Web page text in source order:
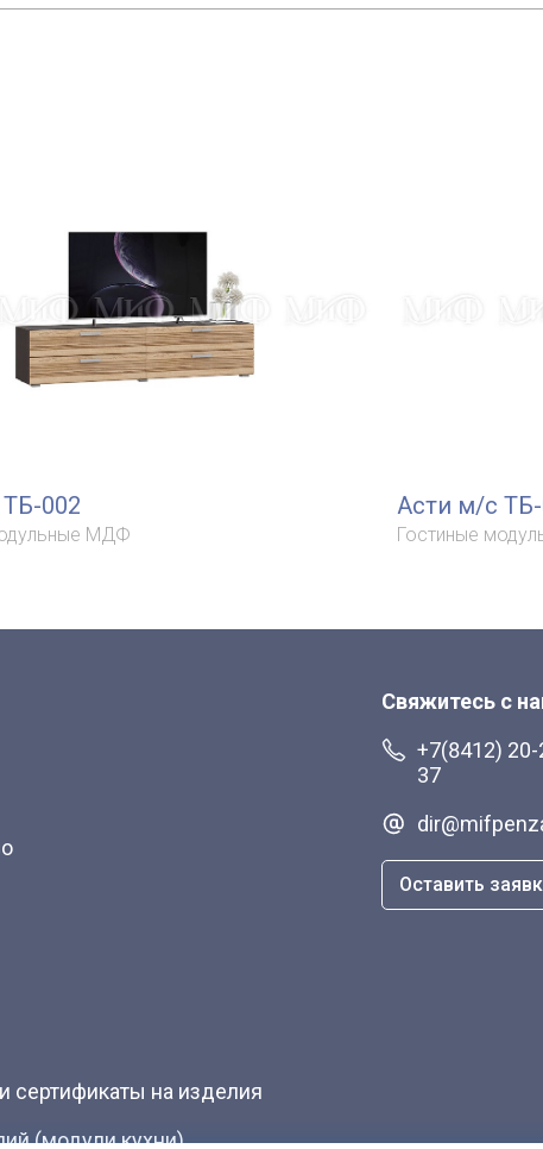
002
МДФ
Асти м/с
Гостиные
сертификаты на изделия
(модули кухни)
Свяжитесь с
+7(8412) 20-
37
Оставить